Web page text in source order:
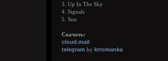
3. Up In The Sky
4. Signals
5. Sun
Скачать:
cloud.mail
telegram by krromanka